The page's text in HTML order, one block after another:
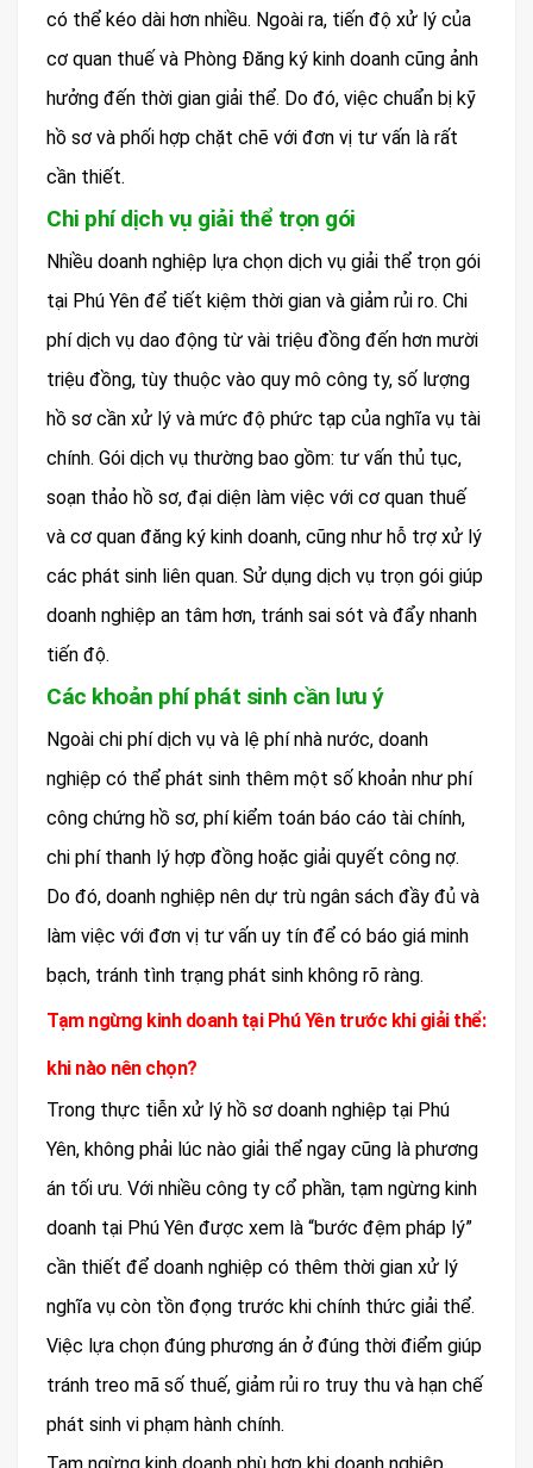
có thể kéo dài hơn nhiều. Ngoài ra, tiến độ xử lý của
cơ quan thuế và Phòng Đăng ký kinh doanh cũng ảnh
hưởng đến thời gian giải thể. Do đó, việc chuẩn bị kỹ
hồ sơ và phối hợp chặt chẽ với đơn vị tư vấn là rất
cần thiết.
Chi phí dịch vụ giải thể trọn gói
Nhiều doanh nghiệp lựa chọn dịch vụ giải thể trọn gói
tại Phú Yên để tiết kiệm thời gian và giảm rủi ro. Chi
phí dịch vụ dao động từ vài triệu đồng đến hơn mười
triệu đồng, tùy thuộc vào quy mô công ty, số lượng
hồ sơ cần xử lý và mức độ phức tạp của nghĩa vụ tài
chính. Gói dịch vụ thường bao gồm: tư vấn thủ tục,
soạn thảo hồ sơ, đại diện làm việc với cơ quan thuế
và cơ quan đăng ký kinh doanh, cũng như hỗ trợ xử lý
các phát sinh liên quan. Sử dụng dịch vụ trọn gói giúp
doanh nghiệp an tâm hơn, tránh sai sót và đẩy nhanh
tiến độ.
Các khoản phí phát sinh cần lưu ý
Ngoài chi phí dịch vụ và lệ phí nhà nước, doanh
nghiệp có thể phát sinh thêm một số khoản như phí
công chứng hồ sơ, phí kiểm toán báo cáo tài chính,
chi phí thanh lý hợp đồng hoặc giải quyết công nợ.
Do đó, doanh nghiệp nên dự trù ngân sách đầy đủ và
làm việc với đơn vị tư vấn uy tín để có báo giá minh
bạch, tránh tình trạng phát sinh không rõ ràng.
Tạm ngừng kinh doanh tại Phú Yên trước khi giải thể:
khi nào nên chọn?
Trong thực tiễn xử lý hồ sơ doanh nghiệp tại Phú
Yên, không phải lúc nào giải thể ngay cũng là phương
án tối ưu. Với nhiều công ty cổ phần, tạm ngừng kinh
doanh tại Phú Yên được xem là “bước đệm pháp lý”
cần thiết để doanh nghiệp có thêm thời gian xử lý
nghĩa vụ còn tồn đọng trước khi chính thức giải thể.
Việc lựa chọn đúng phương án ở đúng thời điểm giúp
tránh treo mã số thuế, giảm rủi ro truy thu và hạn chế
phát sinh vi phạm hành chính.